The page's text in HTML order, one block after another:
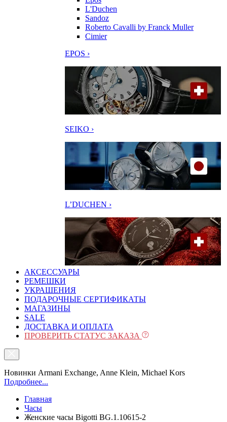
L'Duchen
Sandoz
Roberto Cavalli by Franck Muller
Cimier
EPOS ›
SEIKO ›
L’DUCHEN ›
АКСЕССУАРЫ
РЕМЕШКИ
УКРАШЕНИЯ
ПОДАРОЧНЫЕ СЕРТИФИКАТЫ
МАГАЗИНЫ
SALE
ДОСТАВКА И ОПЛАТА
ПРОВЕРИТЬ СТАТУС ЗАКАЗА
Новинки Armani Exchange, Anne Klein, Michael Kors
Подробнее...
Главная
Часы
Женские часы Bigotti BG.1.10615-2